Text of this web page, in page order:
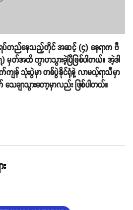
ရပ်တည်နေသည့်တိုင် အဆင့် (၄) နေရာက ဗီ
တ်အထိ ကွာဟသွားခဲ့ပြီဖြစ်ပါတယ်။ အဲ့ဒါ
ျန် သုံးပွဲမှာ တစ်ပွဲနိုင်ရုံနဲ့ လာမယ့်ရာသီမှာ
ချာသွားတော့မှာလည်း ဖြစ်ပါတယ်။